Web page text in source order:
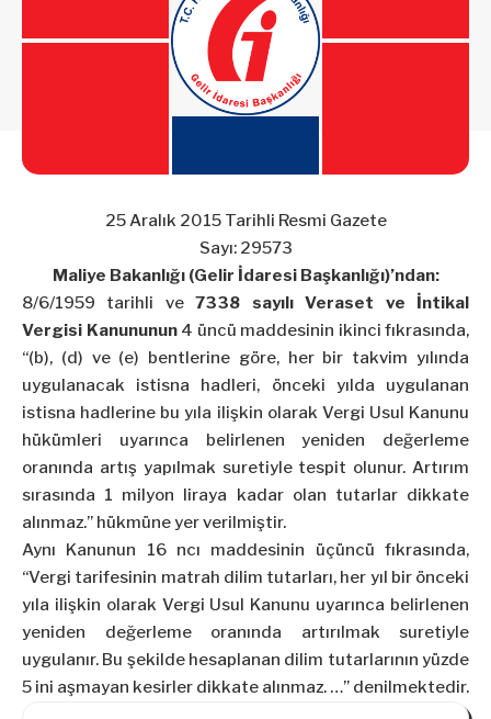
25 Aralık 2015 Tarihli Resmi Gazete
Sayı: 29573
Maliye Bakanlığı (Gelir İdaresi Başkanlığı)’ndan:
8/6/1959 tarihli ve7338 sayılı Veraset ve İntikal
Vergisi Kanununun4 üncü maddesinin ikinci fıkrasında,
“(b), (d) ve (e) bentlerine göre, her bir takvim yılında
uygulanacak istisna hadleri, önceki yılda uygulanan
istisna hadlerine bu yıla ilişkin olarak Vergi Usul Kanunu
hükümleri uyarınca belirlenen yeniden değerleme
oranında artış yapılmak suretiyle tespit olunur. Artırım
sırasında 1 milyon liraya kadar olan tutarlar dikkate
alınmaz.” hükmüne yer verilmiştir.
Aynı Kanunun 16 ncı maddesinin üçüncü fıkrasında,
“Vergi tarifesinin matrah dilim tutarları, her yıl bir önceki
yıla ilişkin olarak Vergi Usul Kanunu uyarınca belirlenen
yeniden değerleme oranında artırılmak suretiyle
uygulanır. Bu şekilde hesaplanan dilim tutarlarının yüzde
5 ini aşmayan kesirler dikkate alınmaz. …” denilmektedir.